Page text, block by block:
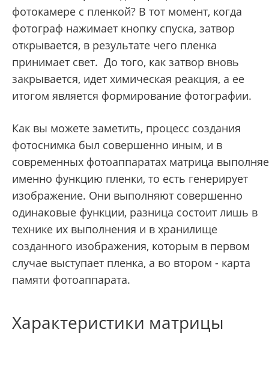
фотокамере с пленкой? В тот момент, когда
фотограф нажимает кнопку спуска, затвор
открывается, в результате чего пленка
принимает свет. До того, как затвор вновь
закрывается, идет химическая реакция, а ее
итогом является формирование фотографии.
Как вы можете заметить, процесс создания
фотоснимка был совершенно иным, и в
современных фотоаппаратах матрица
именно функцию пленки, то есть генерирует
изображение. Они выполняют совершенно
одинаковые функции, разница состоит лишь в
технике их выполнения и в хранилище
созданного изображения, которым в первом
случае выступает пленка, а во втором - карта
памяти фотоаппарата.
Характеристики матрицы